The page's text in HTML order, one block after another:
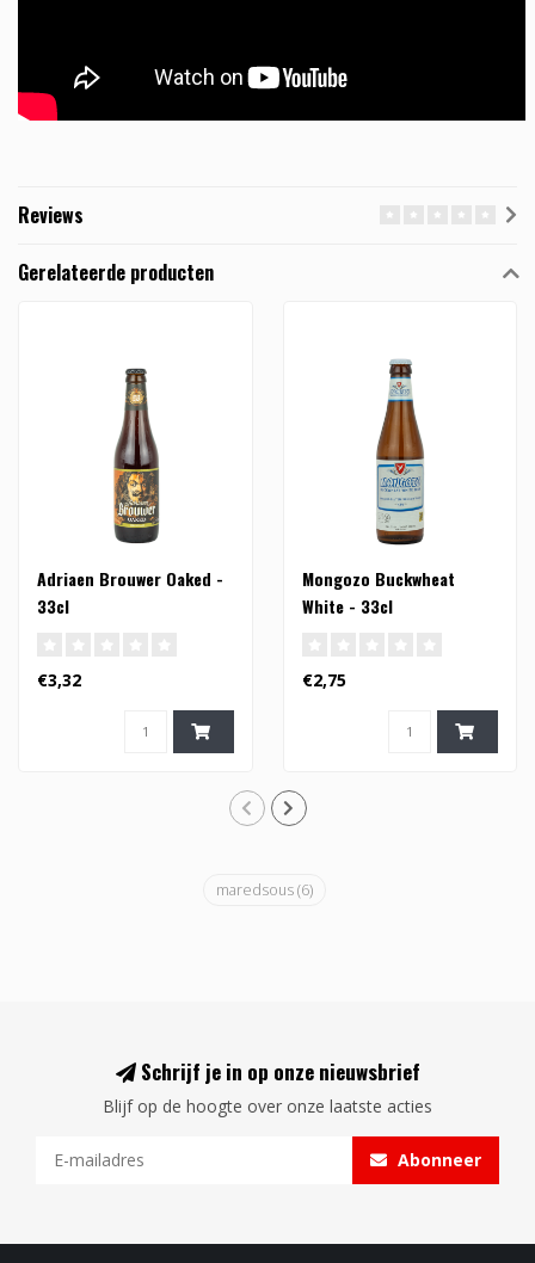
Reviews
Gerelateerde producten
Adriaen Brouwer Oaked -
33cl
€3,32
Mongozo Buckwheat
White - 33cl
€2,75
maredsous(6)
Schrijf je in op onze nieuwsbrief
Blijf op de hoogte over onze laatste acties
Abonneer